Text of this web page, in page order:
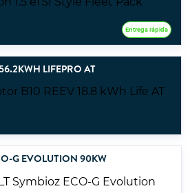
Entrega rápida
LIFEPRO AT
G EVOLUTION 90KW